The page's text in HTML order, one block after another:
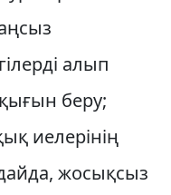
алып
беру;
иелерінің
жосықсыз